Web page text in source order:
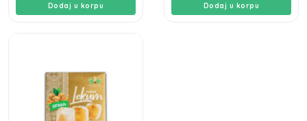
Dodaj u korpu Dodaj u korpu